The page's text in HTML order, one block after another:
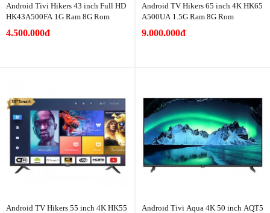
Android Tivi Hikers 43 inch Full HD
HK43A500FA 1G Ram 8G Rom
4.500.000đ
Android TV Hikers 65 inch 4K HK65
A500UA 1.5G Ram 8G Rom
9.000.000đ
Android TV Hikers 55 inch 4K HK55
Android Tivi Aqua 4K 50 inch AQT5